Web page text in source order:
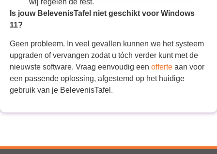
wij regelen de rest.
Is jouw BelevenisTafel niet geschikt voor Windows
11?
Geen probleem. In veel gevallen kunnen we het systeem
upgraden of vervangen zodat u tóch verder kunt met de
nieuwste software. Vraag eenvoudig een offerte aan voor
een passende oplossing, afgestemd op het huidige
gebruik van je BelevenisTafel.